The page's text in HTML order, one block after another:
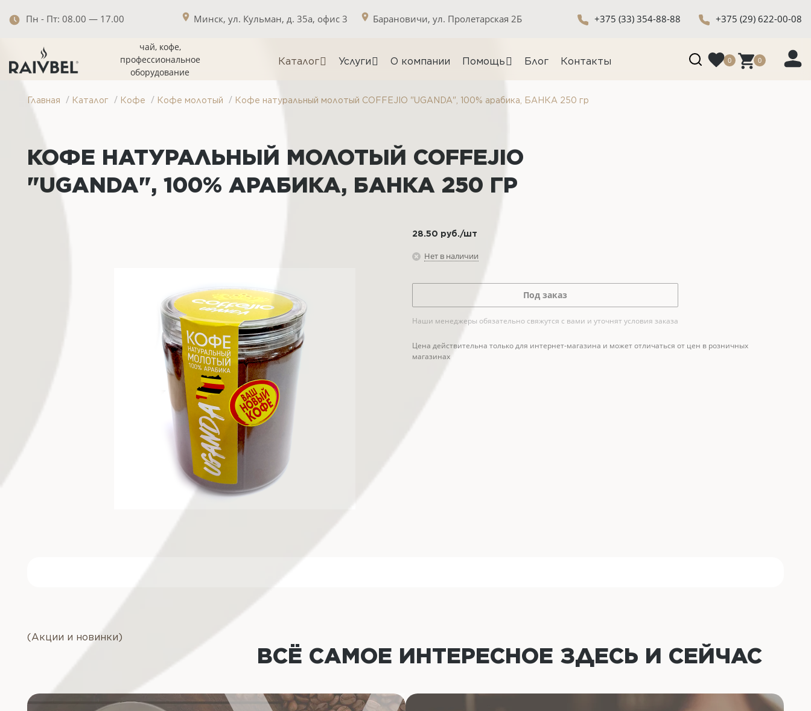
Пн - Пт: 08.00 — 17.00 Минск, ул. Кульман, д. 35а, офис 3 Барановичи, ул. Пролетарская 2Б +375 (33) 354-88-88 +375 (29) 622-00-08
чай, кофе,
профессиональное
оборудование
Каталог Услуги О компании Помощь Блог Контакты 0 0
Главная / Каталог / Кофе / Кофе молотый / Кофе натуральный молотый COFFEJIO "UGANDA", 100% арабика, БАНКА 250 гр
КОФЕ НАТУРАЛЬНЫЙ МОЛОТЫЙ COFFEJIO
"UGANDA", 100% АРАБИКА, БАНКА 250 ГР
28.50 руб./шт
Нет в наличии
Под заказ
Наши менеджеры обязательно свяжутся с вами и уточнят условия заказа
Цена действительна только для интернет-магазина и может отличаться от цен в розничных
магазинах
(Акции и новинки)
ВСЁ САМОЕ ИНТЕРЕСНОЕ ЗДЕСЬ И СЕЙЧАС